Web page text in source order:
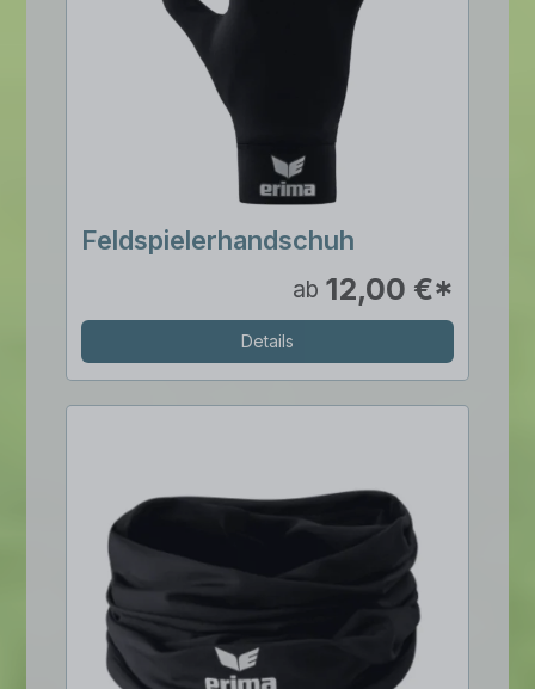
Feldspielerhandschuh
ab 12,00 €*
Details